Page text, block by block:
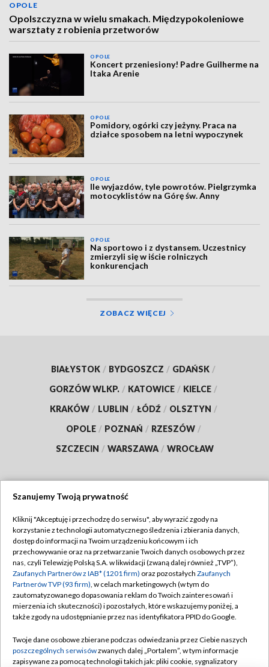
OPOLE
Opolszczyzna w wielu smakach. Międzypokoleniowe
warsztaty z robienia przetworów
OPOLE
Koncert przeniesiony! Padre Guilherme na
Itaka Arenie
OPOLE
Pomidory, ogórki czy jeżyny. Praca na
działce sposobem na letni wypoczynek
OPOLE
Ile wyjazdów, tyle powrotów. Pielgrzymka
motocyklistów na Górę św. Anny
OPOLE
Na sportowo i z dystansem. Uczestnicy
zmierzyli się w iście rolniczych
konkurencjach
ZOBACZ WIĘCEJ
BIAŁYSTOK / BYDGOSZCZ / GDAŃSK /
GORZÓW WLKP. / KATOWICE / KIELCE /
KRAKÓW / LUBLIN / ŁÓDŹ / OLSZTYN /
OPOLE / POZNAŃ / RZESZÓW /
SZCZECIN / WARSZAWA / WROCŁAW
TVP
Abonament TVP
Emisja w TVP
Centrum informacji TVP
Naziemna Telewizja Cyfrowa
Rada Programowa
Regulamin TVP
Polityka prywatności
Moje zgody
Pomoc
Kontakt
Szanujemy Twoją prywatność
Kliknij "Akceptuję i przechodzę do serwisu", aby wyrazić zgody na
korzystanie z technologii automatycznego śledzenia i zbierania danych,
dostęp do informacji na Twoim urządzeniu końcowym i ich
przechowywanie oraz na przetwarzanie Twoich danych osobowych przez
nas, czyli Telewizję Polską S.A. w likwidacji (zwaną dalej również „TVP”),
Zaufanych Partnerów z IAB* (1201 firm) oraz pozostałych Zaufanych
Partnerów TVP (93 firm), w celach marketingowych (w tym do
zautomatyzowanego dopasowania reklam do Twoich zainteresowań i
mierzenia ich skuteczności) i pozostałych, które wskazujemy poniżej, a
także zgody na udostępnianie przez nas identyfikatora PPID do Google.
Twoje dane osobowe zbierane podczas odwiedzania przez Ciebie naszych
poszczególnych serwisówzwanych dalej „Portalem”, w tym informacje
zapisywane za pomocą technologii takich jak: pliki cookie, sygnalizatory